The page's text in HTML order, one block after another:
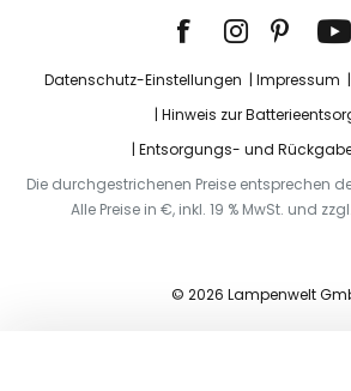
Datenschutz-Einstellungen Impressum
Hinweis zur
Entsorgungs- und
Die durchgestrichenen Preise entsprechen
Alle Preise in €, inkl. 19 % MwSt. und
© 2026 Lampenwelt